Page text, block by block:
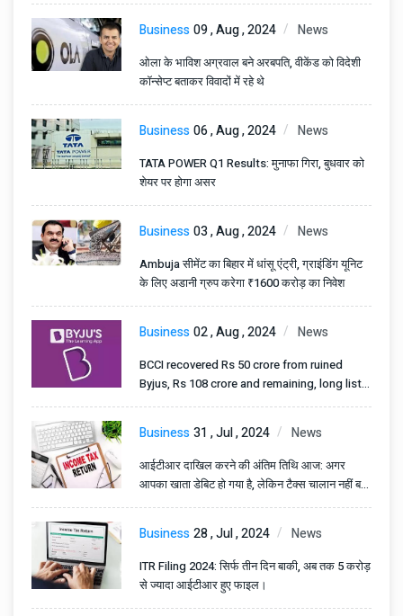
Business09 , Aug , 2024 News
ओला के भाविश अग्रवाल बने अरबपति, वीकेंड को विदेशी
कॉन्सेप्ट बताकर विवादों में रहे थे
Business06 , Aug , 2024 News
TATA POWER Q1 Results: मुनाफा गिरा, बुधवार को
शेयर पर होगा असर
Business03 , Aug , 2024 News
Ambuja सीमेंट का बिहार में धांसू एंट्री, ग्राइंडिंग यूनिट
के लिए अडानी ग्रुप करेगा ₹1600 करोड़ का निवेश
Business02 , Aug , 2024 News
BCCI recovered Rs 50 crore from ruined
Byjus, Rs 108 crore and remaining, long list
of creditors of the company.
Business31 , Jul , 2024 News
आईटीआर दाखिल करने की अंतिम तिथि आज: अगर
आपका खाता डेबिट हो गया है, लेकिन टैक्स चालान नहीं बना
है तो क्या करें।
Business28 , Jul , 2024 News
ITR Filing 2024: सिर्फ तीन दिन बाकी, अब तक 5 करोड़
से ज्यादा आईटीआर हुए फाइल।